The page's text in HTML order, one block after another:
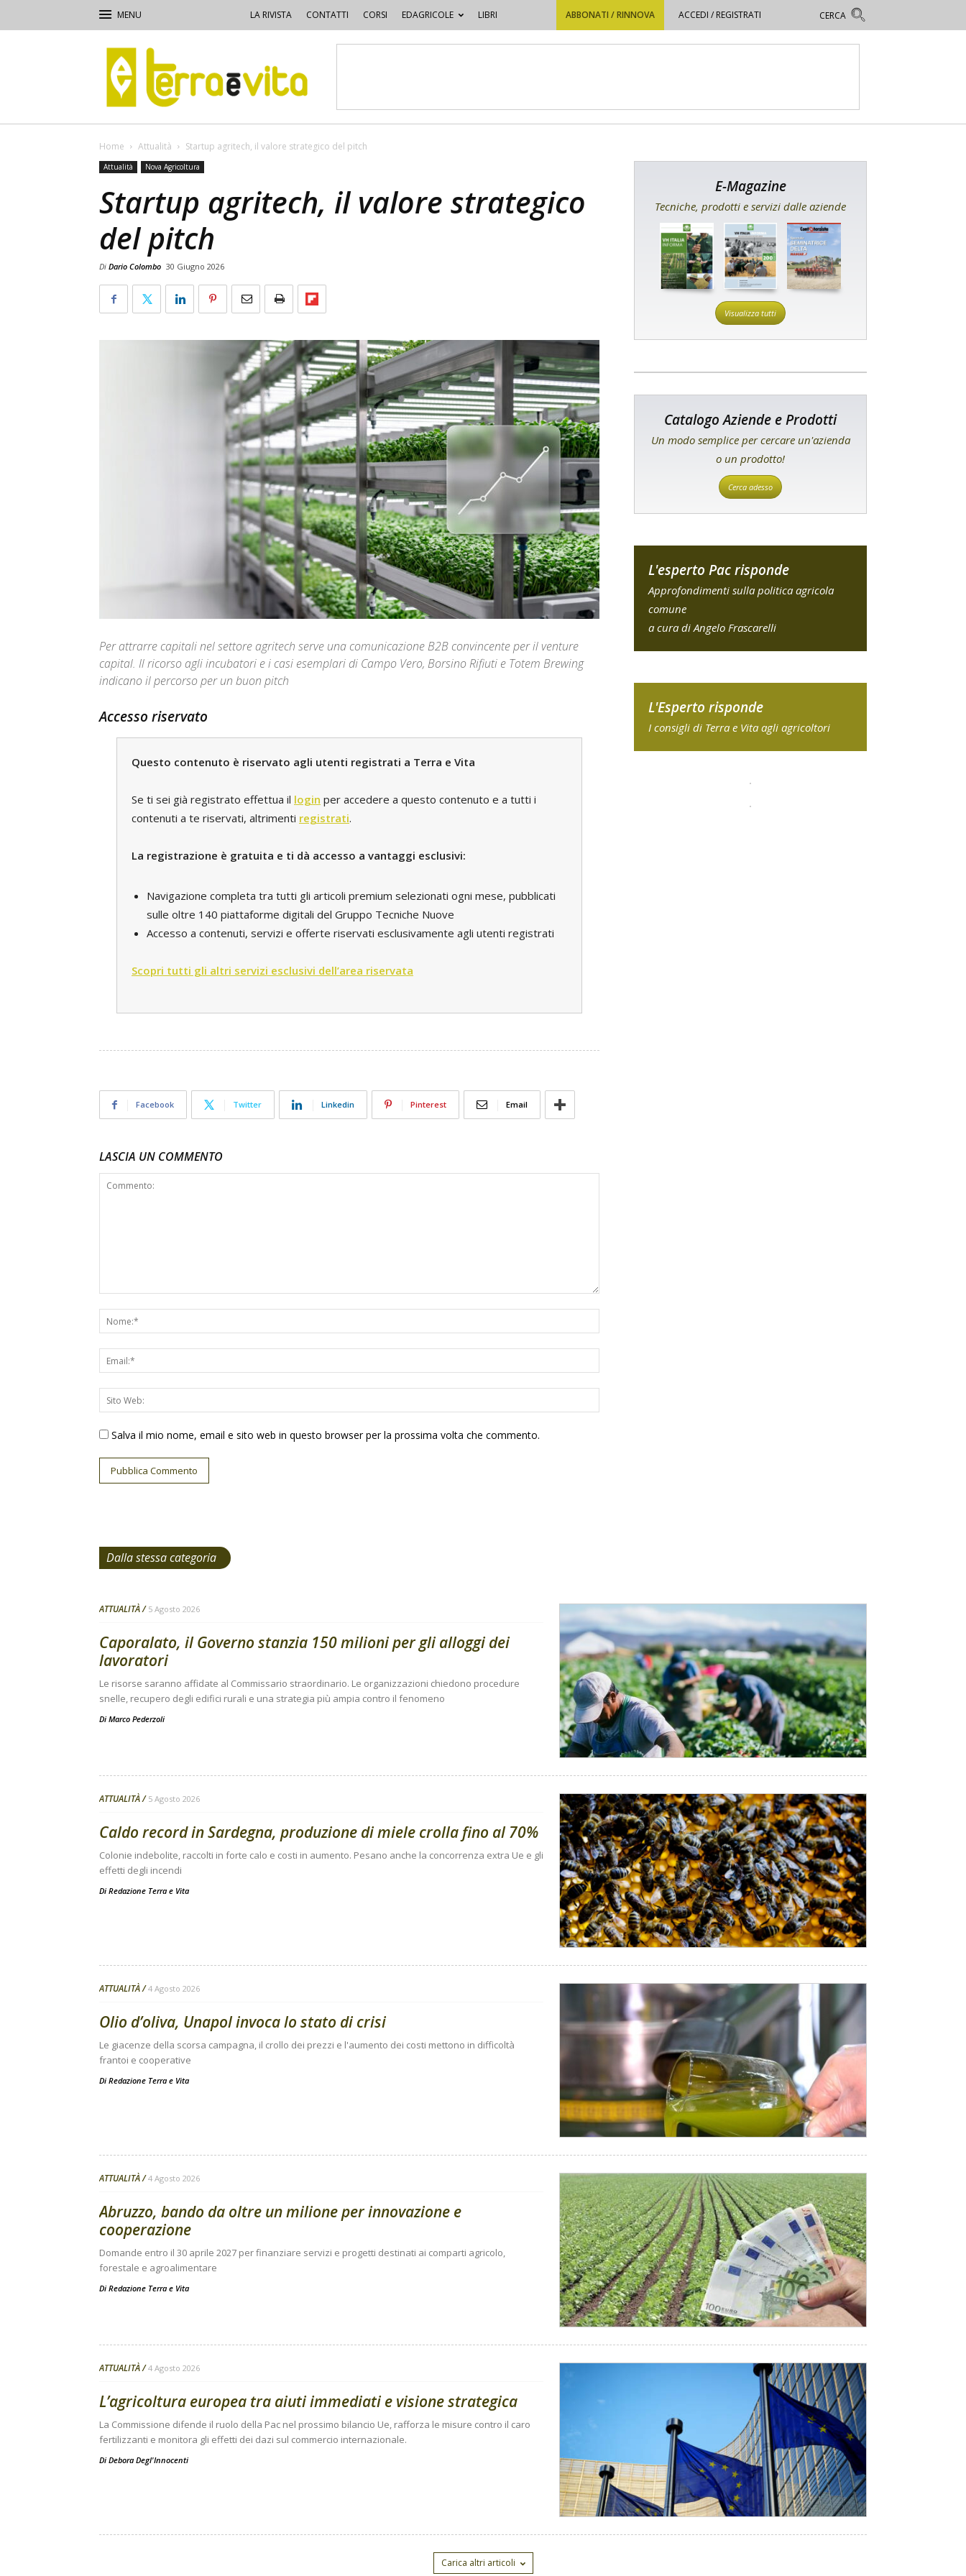
LA RIVISTA CONTATTI CORSI EDAGRICOLE LIBRI ABBONATI / RINNOVA ACCEDI / REGISTRATI
Terra
e
Vita
Home Attualità Startup agritech, il valore strategico del pitch
Attualità Nova Agricoltura
Startup agritech, il valore strategico
del pitch
Di Dario Colombo 30 Giugno 2026
Per attrarre capitali nel settore agritech serve una comunicazione B2B convincente per il venture
capital. Il ricorso agli incubatori e i casi esemplari di Campo Vero, Borsino Rifiuti e Totem Brewing
indicano il percorso per un buon pitch
Accesso riservato
Questo contenuto è riservato agli utenti registrati a Terra e Vita
Se ti sei già registrato effettua il login per accedere a questo contenuto e a tutti i
contenuti a te riservati, altrimenti registrati.
La registrazione è gratuita e ti dà accesso a vantaggi esclusivi:
Navigazione completa tra tutti gli articoli premium selezionati ogni mese, pubblicati
sulle oltre 140 piattaforme digitali del Gruppo Tecniche Nuove
Accesso a contenuti, servizi e offerte riservati esclusivamente agli utenti registrati
Scopri tutti gli altri servizi esclusivi dell’area riservata
Facebook Twitter Linkedin Pinterest Email
LASCIA UN COMMENTO
Salva il mio nome, email e sito web in questo browser per la prossima volta che commento.
E-Magazine
Tecniche, prodotti e servizi dalle aziende
Visualizza tutti
Catalogo Aziende e Prodotti
Un modo semplice per cercare un'azienda
o un prodotto!
Cerca adesso
L'esperto Pac risponde
Approfondimenti sulla politica agricola
comune
a cura di Angelo Frascarelli
L'Esperto risponde
I consigli di Terra e Vita agli agricoltori
Dalla stessa categoria
ATTUALITÀ 5 Agosto 2026
Caporalato, il Governo stanzia 150 milioni per gli alloggi dei
lavoratori
Le risorse saranno affidate al Commissario straordinario. Le organizzazioni chiedono procedure
snelle, recupero degli edifici rurali e una strategia più ampia contro il fenomeno
Di Marco Pederzoli
ATTUALITÀ 5 Agosto 2026
Caldo record in Sardegna, produzione di miele crolla fino al 70%
Colonie indebolite, raccolti in forte calo e costi in aumento. Pesano anche la concorrenza extra Ue e gli
effetti degli incendi
Di Redazione Terra e Vita
ATTUALITÀ 4 Agosto 2026
Olio d’oliva, Unapol invoca lo stato di crisi
Le giacenze della scorsa campagna, il crollo dei prezzi e l'aumento dei costi mettono in difficoltà
frantoi e cooperative
Di Redazione Terra e Vita
ATTUALITÀ 4 Agosto 2026
Abruzzo, bando da oltre un milione per innovazione e
cooperazione
Domande entro il 30 aprile 2027 per finanziare servizi e progetti destinati ai comparti agricolo,
forestale e agroalimentare
Di Redazione Terra e Vita
ATTUALITÀ 4 Agosto 2026
L’agricoltura europea tra aiuti immediati e visione strategica
La Commissione difende il ruolo della Pac nel prossimo bilancio Ue, rafforza le misure contro il caro
fertilizzanti e monitora gli effetti dei dazi sul commercio internazionale.
Di Debora Degl'Innocenti
Carica altri articoli